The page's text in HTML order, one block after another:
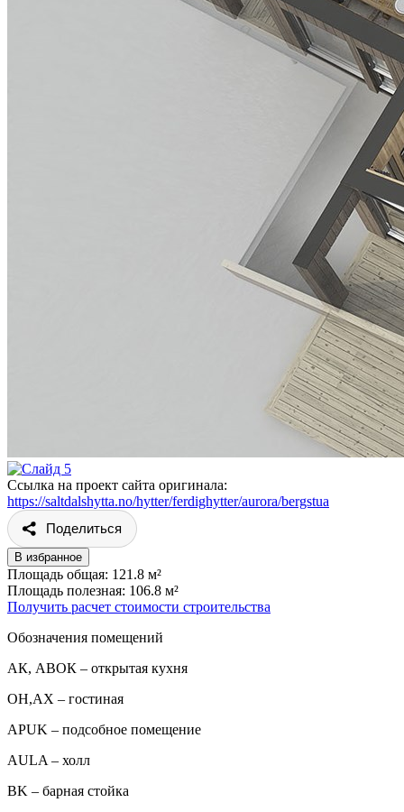
Ссылка на проект сайта оригинала:
https://saltdalshytta.no/hytter/ferdighytter/aurora/bergstua
Поделиться
В избранное
Площадь общая: 121.8 м²
Площадь полезная: 106.8 м²
Получить расчет стоимости строительства
Обозначения помещений
АК, АВОК – открытая кухня
ОН,AX – гостиная
APUK – подсобное помещение
AULA – холл
BK – барная стойка